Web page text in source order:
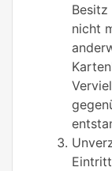
nicht